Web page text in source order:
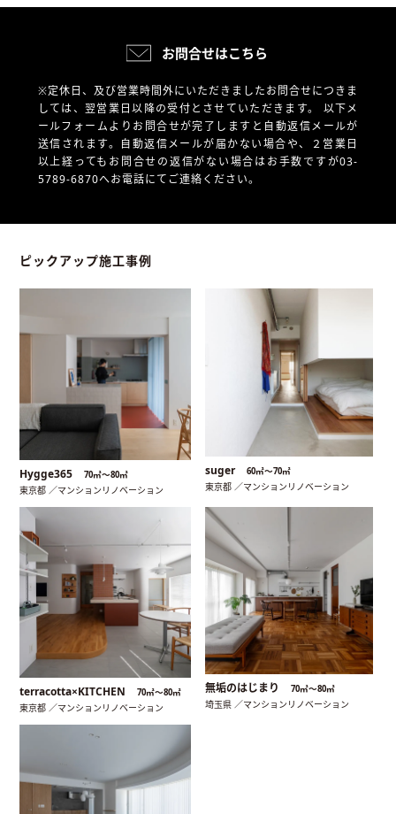
お問合せはこちら
※定休日、及び営業時間外にいただきましたお問合せにつきま
しては、翌営業日以降の受付とさせていただきます。 以下メ
ールフォームよりお問合せが完了しますと自動返信メールが
送信されます。自動返信メールが届かない場合や、
２営業日
以上経ってもお問合せの返信がない場合はお手数ですが03-
5789-6870へお電話にてご連絡ください。
ピックアップ施工事例
Hygge365 70㎡〜80㎡
東京都 ／マンションリノベーション
suger 60㎡〜70㎡
東京都 ／マンションリノベーション
terracotta×KITCHEN 70㎡〜80㎡
東京都 ／マンションリノベーション
無垢のはじまり 70㎡〜80㎡
埼玉県 ／マンションリノベーション